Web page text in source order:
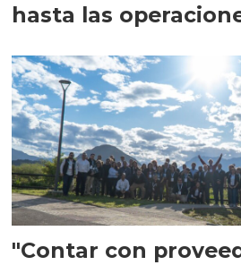
hasta las
"Contar con